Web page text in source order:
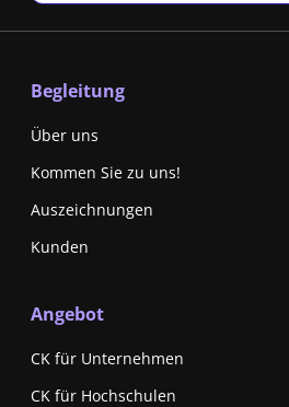
Begleitung
Über uns
Kommen Sie zu uns!
Auszeichnungen
Kunden
Angebot
CK für Unternehmen
CK für Hochschulen